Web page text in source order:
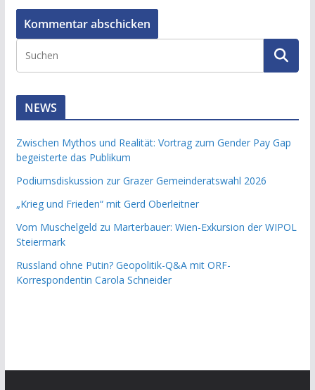
NEWS
Zwischen Mythos und Realität: Vortrag zum Gender Pay Gap
begeisterte das Publikum
Podiumsdiskussion zur Grazer Gemeinderatswahl 2026
„Krieg und Frieden“ mit Gerd Oberleitner
Vom Muschelgeld zu Marterbauer: Wien-Exkursion der WIPOL
Steiermark
Russland ohne Putin? Geopolitik-Q&A mit ORF-
Korrespondentin Carola Schneider